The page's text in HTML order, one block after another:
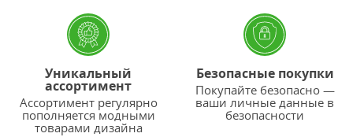
Уникальный
ассортимент
Ассортимент регулярно
пополняется модными
товарами дизайна
Безопасные покупки
Покупайте безопасно —
ваши личные данные в
безопасности